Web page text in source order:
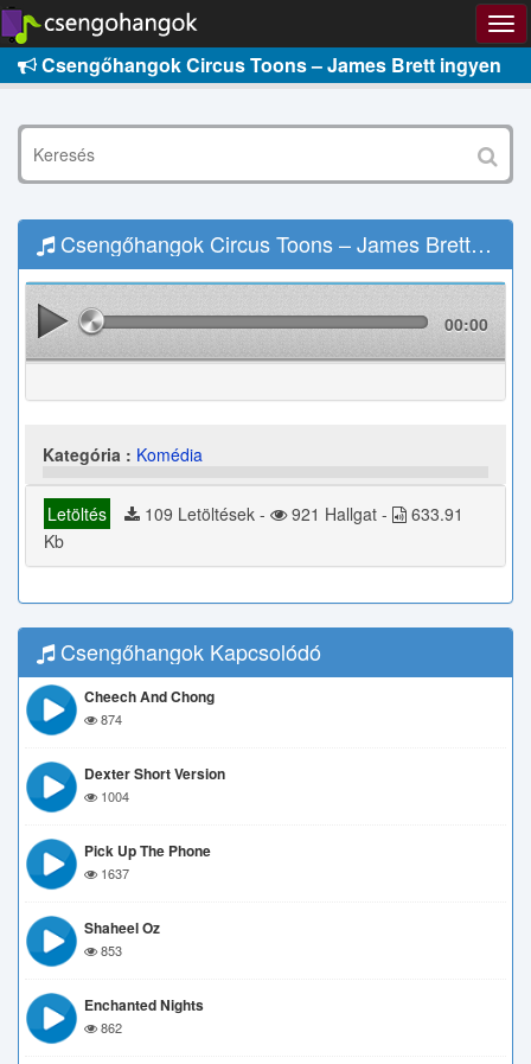
Csengőhangok Circus Toons – James Brett ingyen
Csengőhangok Circus Toons – James Brett Letöltés
00:00
Kategória : Komédia
Letöltés 109 Letöltések - 921 Hallgat -
633.91
Kb
Csengőhangok Kapcsolódó
Cheech And Chong
874
Dexter Short Version
1004
Pick Up The Phone
1637
Shaheel Oz
853
Enchanted Nights
862